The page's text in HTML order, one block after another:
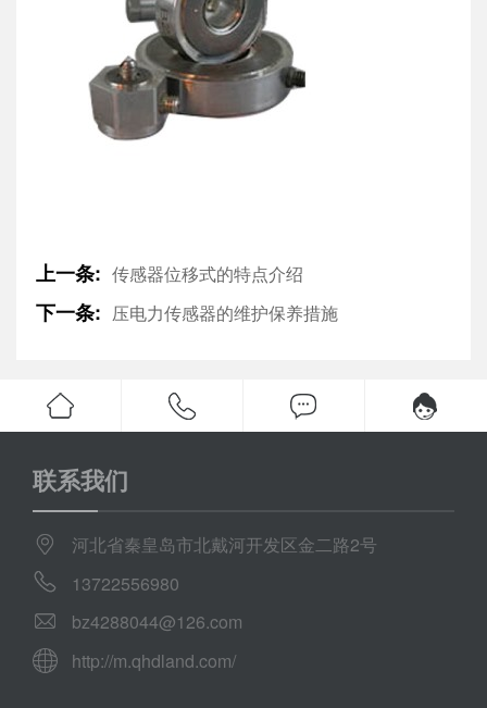
上一条: 传感器位移式的特点介绍
下一条: 压电力传感器的维护保养措施
联系我们
河北省秦皇岛市北戴河开发区金二路2号
13722556980
bz4288044@126.com
http://m.qhdland.com/